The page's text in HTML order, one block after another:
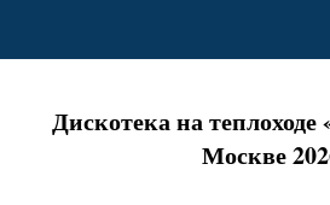
Дискотека на
Москве